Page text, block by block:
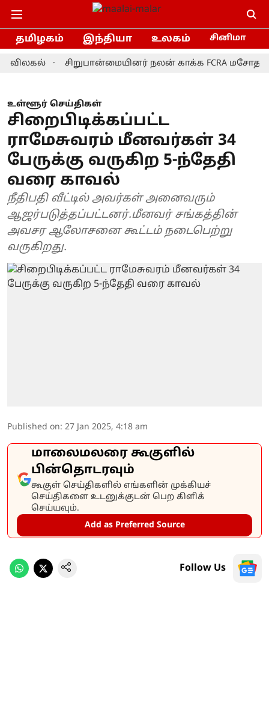
தமிழகம் இந்தியா உலகம் சினிமா
சிறுபான்மையினர் நலன் காக்க FCRA மசோதாவை
உள்ளூர் செய்திகள்
சிறைபிடிக்கப்பட்ட
ராமேசுவரம் மீனவர்கள் 34
பேருக்கு வருகிற 5-ந்தேதி
வரை காவல்
நீதிபதி வீட்டில் அவர்கள் அனைவரும்
ஆஜர்படுத்தப்பட்டனர்.மீனவர் சங்கத்தின்
அவசர ஆலோசனை கூட்டம் நடைபெற்று
வருகிறது.
Published on: 27 Jan 2025, 4:18 am
மாலைமலரை கூகுளில்
பின்தொடரவும்
கூகுள் செய்திகளில் எங்களின் முக்கியச்
செய்திகளை உடனுக்குடன் பெற கிளிக்
செய்யவும்.
Add as Preferred Source
Follow Us